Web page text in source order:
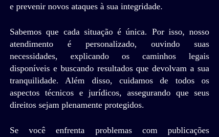
e prevenir novos ataques à sua integridade.
Sabemos que cada situação é única. Por isso, nosso
atendimento é personalizado, ouvindo suas
necessidades, explicando os caminhos legais
disponíveis e buscando resultados que devolvam a sua
tranquilidade. Além disso, cuidamos de todos os
aspectos técnicos e jurídicos, assegurando que seus
direitos sejam plenamente protegidos.
Se você enfrenta problemas com publicações